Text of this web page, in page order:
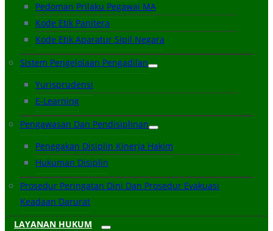
Pedoman Prilaku Pegawai MA
Kode Etik Panitera
Kode Etik Aparatur Sipil Negara
Sistem Pengelolaan Pengadilan
Yurisprudensi
E-Learning
Pengawasan Dan Pendisiplinan
Penegakan Disiplin Kinerja Hakim
Hukuman Disiplin
Prosedur Peringatan Dini Dan Prosedur Evakuasi
Keadaan Darurat
LAYANAN HUKUM